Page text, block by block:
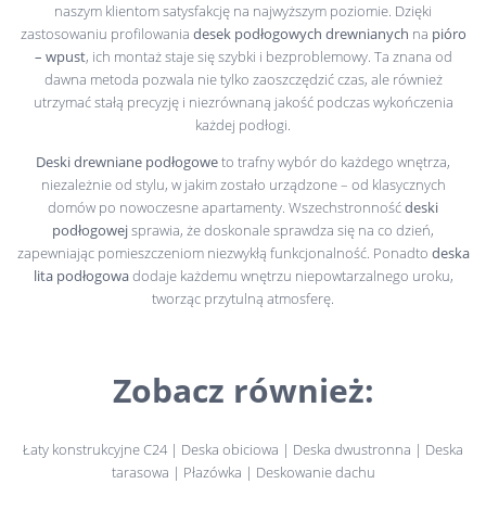
naszym klientom satysfakcję na najwyższym poziomie. Dzięki
zastosowaniu profilowania desek podłogowych drewnianych na pióro
– wpust, ich montaż staje się szybki i bezproblemowy. Ta znana od
dawna metoda pozwala nie tylko zaoszczędzić czas, ale również
utrzymać stałą precyzję i niezrównaną jakość podczas wykończenia
każdej podłogi.
Deski drewniane podłogoweto trafny wybór do każdego wnętrza,
niezależnie od stylu, w jakim zostało urządzone – od klasycznych
domów po nowoczesne apartamenty. Wszechstronnośćdeski
podłogowejsprawia, że doskonale sprawdza się na co dzień,
zapewniając pomieszczeniom niezwykłą funkcjonalność. Ponadto deska
lita podłogowadodaje każdemu wnętrzu niepowtarzalnego uroku,
tworząc przytulną atmosferę.
Zobacz również:
Łaty konstrukcyjne C24 | Deska obiciowa | Deska dwustronna | Deska
tarasowa | Płazówka | Deskowanie dachu